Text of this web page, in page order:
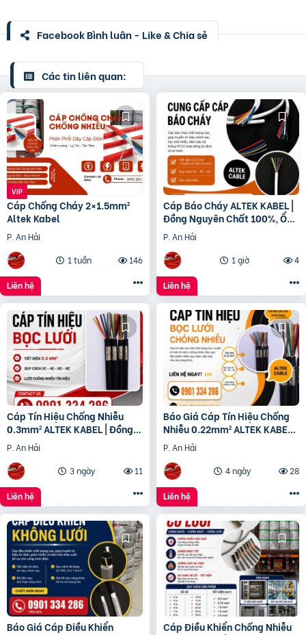
Facebook Bình luận - Like & Chia sẻ
Các tin liên quan:
Cáp Chống Cháy 2×1.5mm²
Altek Kabel
P. An Hải
1 tuần
146
Liên hệ
Cáp Báo Cháy ALTEK KABEL |
Đồng Nguyên Chất 100%, Ổn
Định Cho Hệ Thống PCCC
P. An Hải
1 giờ
4
Liên hệ
Cáp Tín Hiệu Chống Nhiễu
0.3mm² ALTEK KABEL | Đồng
Nguyên Chất 100%
P. An Hải
3 ngày
11
Liên hệ
Báo Giá Cáp Tín Hiệu Chống
Nhiễu 0.22mm² ALTEK KABEL |
Đồng Nguyên Chất 100%
P. An Hải
4 ngày
28
Liên hệ
Báo Giá Cáp Điều Khiển
Cáp Điều Khiển Chống Nhiễu